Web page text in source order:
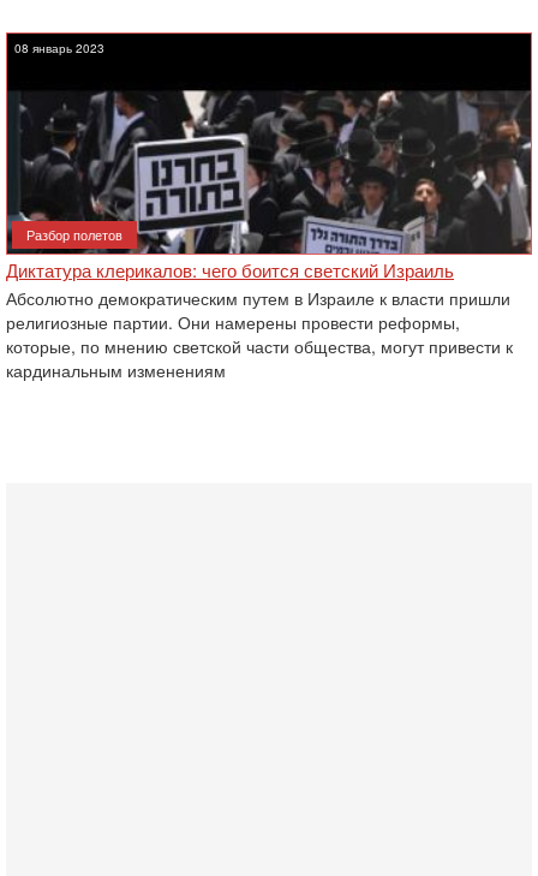
08 январь 2023
Разбор полетов
Диктатура клерикалов: чего боится светский Израиль
Абсолютно демократическим путем в Израиле к власти пришли
религиозные партии. Они намерены провести реформы,
которые, по мнению светской части общества, могут привести к
кардинальным изменениям